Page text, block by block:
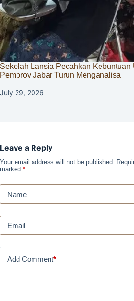
Sekolah Lansia Pecahkan Kebuntuan
Pemprov Jabar Turun Menganalisa
July 29, 2026
Leave a Reply
Your email address will not be published.
marked *
Name
Email
Add Comment*